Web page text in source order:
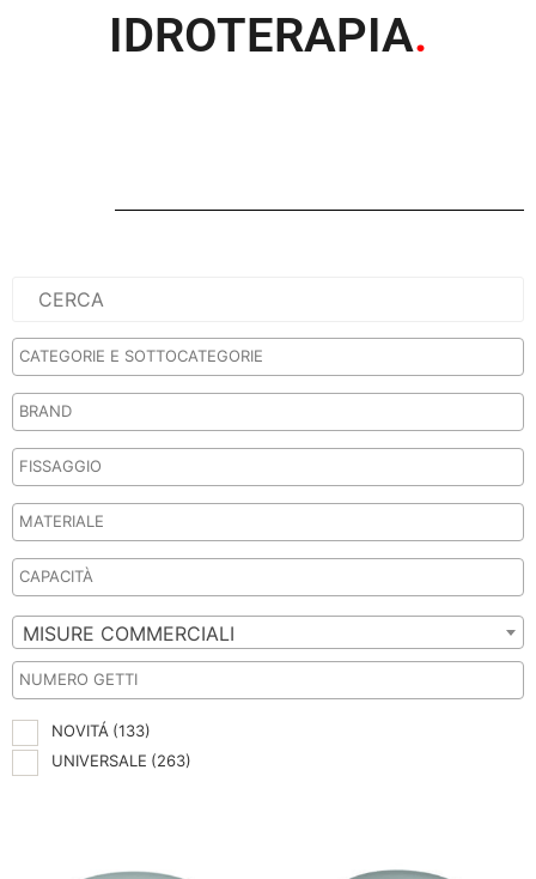
IDROTERAPIA.
MISURE COMMERCIALI
NOVITÁ (133)
UNIVERSALE (263)